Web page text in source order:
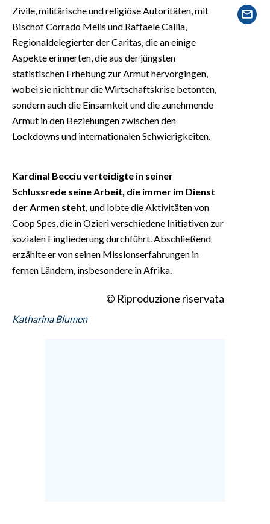
FOTO
VIDEO
INFO AZIENDE
ABBONATI
ANNUNCI
NECROLOGI
SPIAGGE
STORE
Zivile, militärische und religiöse Autoritäten, mit
Bischof Corrado Melis und Raffaele Callia,
Regionaldelegierter der Caritas, die an einige
Aspekte erinnerten, die aus der jüngsten
statistischen Erhebung zur Armut hervorgingen,
wobei sie nicht nur die Wirtschaftskrise betonten,
sondern auch die Einsamkeit und die zunehmende
Armut in den Beziehungen zwischen den
Lockdowns und internationalen Schwierigkeiten.
Kardinal Becciu verteidigte in seiner
Schlussrede seine Arbeit, die immer im Dienst
der Armen steht, und lobte die Aktivitäten von
Coop Spes, die in Ozieri verschiedene Initiativen zur
sozialen Eingliederung durchführt. Abschließend
erzählte er von seinen Missionserfahrungen in
fernen Ländern, insbesondere in Afrika.
© Riproduzione riservata
Katharina Blumen